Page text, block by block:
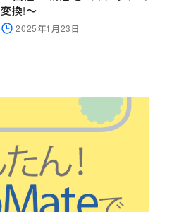
変換!～
2025年1月23日